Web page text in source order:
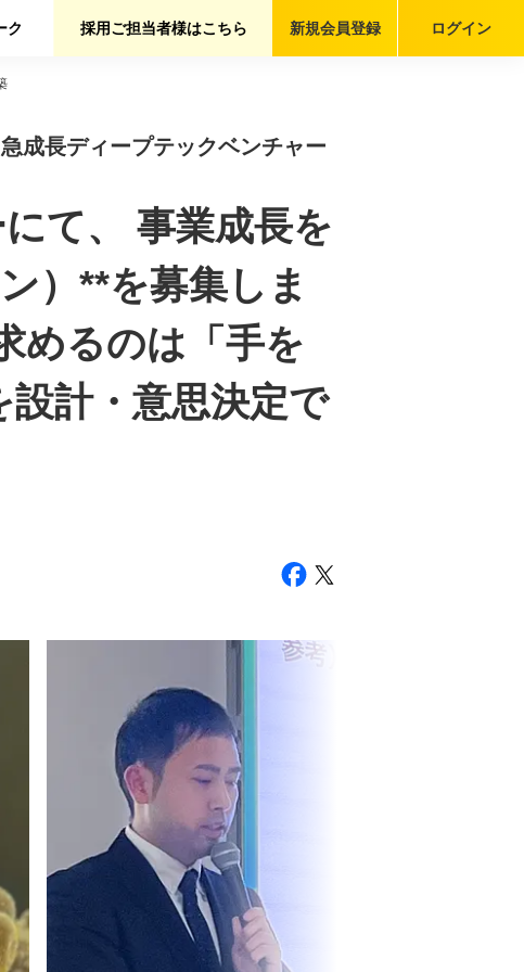
ク 採用ご担当者様はこちら ログイン
新規会員登録
成長ディープテックベンチャー
て、 事業成長を
）**を募集しま
めるのは「手を
計・意思決定で